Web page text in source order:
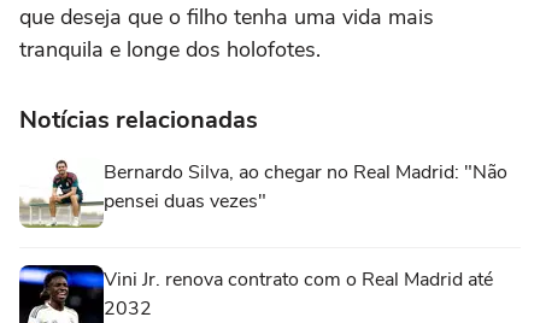
que deseja que o filho tenha uma vida mais
tranquila e longe dos holofotes.
Notícias relacionadas
Bernardo Silva, ao chegar no Real Madrid: "Não
pensei duas vezes"
Vini Jr. renova contrato com o Real Madrid até
2032